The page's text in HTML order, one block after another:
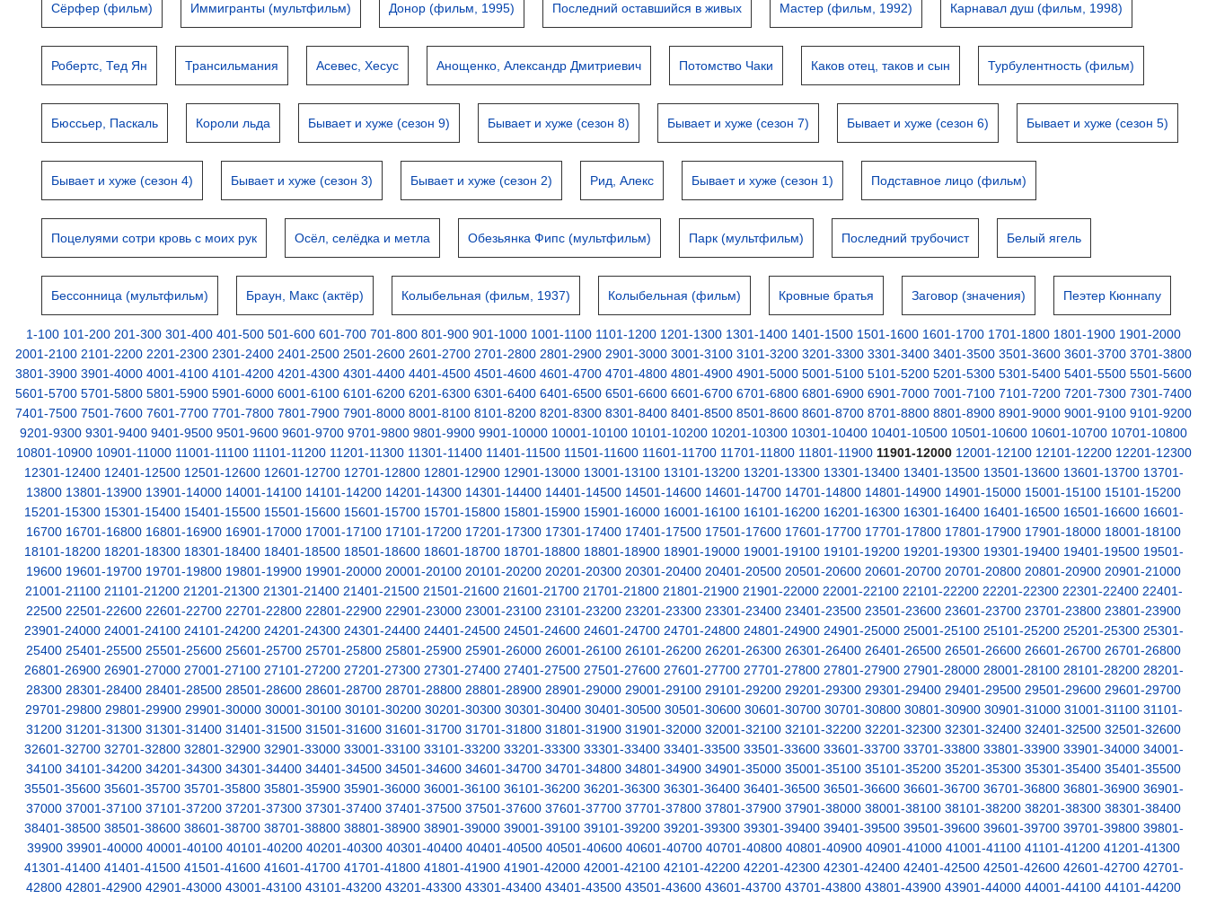
Сёрфер (фильм) Иммигранты (мультфильм) Донор (фильм, 1995) Последний оставшийся в живых Мастер (фильм, 1992) Карнавал душ (фильм, 1998)
Робертс, Тед Ян Трансильмания Асевес, Хесус Анощенко, Александр Дмитриевич Потомство Чаки Каков отец, таков и сын Турбулентность (фильм)
Бюссьер, Паскаль Короли льда Бывает и хуже (сезон 9) Бывает и хуже (сезон 8) Бывает и хуже (сезон 7) Бывает и хуже (сезон 6) Бывает и хуже (сезон 5)
Бывает и хуже (сезон 4) Бывает и хуже (сезон 3) Бывает и хуже (сезон 2) Рид, Алекс Бывает и хуже (сезон 1) Подставное лицо (фильм)
Поцелуями сотри кровь с моих рук Осёл, селёдка и метла Обезьянка Фипс (мультфильм) Парк (мультфильм) Последний трубочист Белый ягель
Бессонница (мультфильм) Браун, Макс (актёр) Колыбельная (фильм, 1937) Колыбельная (фильм) Кровные братья Заговор (значения) Пеэтер Кюннапу
1-100 101-200 201-300 301-400 401-500 501-600 601-700 701-800 801-900 901-1000 1001-1100 1101-1200 1201-1300 1301-1400 1401-1500 1501-1600 1601-1700 1701-1800 1801-1900 1901-2000
2001-2100 2101-2200 2201-2300 2301-2400 2401-2500 2501-2600 2601-2700 2701-2800 2801-2900 2901-3000 3001-3100 3101-3200 3201-3300 3301-3400 3401-3500 3501-3600 3601-3700 3701-3800
3801-3900 3901-4000 4001-4100 4101-4200 4201-4300 4301-4400 4401-4500 4501-4600 4601-4700 4701-4800 4801-4900 4901-5000 5001-5100 5101-5200 5201-5300 5301-5400 5401-5500 5501-5600
5601-5700 5701-5800 5801-5900 5901-6000 6001-6100 6101-6200 6201-6300 6301-6400 6401-6500 6501-6600 6601-6700 6701-6800 6801-6900 6901-7000 7001-7100 7101-7200 7201-7300 7301-7400
7401-7500 7501-7600 7601-7700 7701-7800 7801-7900 7901-8000 8001-8100 8101-8200 8201-8300 8301-8400 8401-8500 8501-8600 8601-8700 8701-8800 8801-8900 8901-9000 9001-9100 9101-9200
9201-9300 9301-9400 9401-9500 9501-9600 9601-9700 9701-9800 9801-9900 9901-10000 10001-10100 10101-10200 10201-10300 10301-10400 10401-10500 10501-10600 10601-10700 10701-10800
10801-10900 10901-11000 11001-11100 11101-11200 11201-11300 11301-11400 11401-11500 11501-11600 11601-11700 11701-11800 11801-11900 11901-12000 12001-12100 12101-12200 12201-12300
12301-12400 12401-12500 12501-12600 12601-12700 12701-12800 12801-12900 12901-13000 13001-13100 13101-13200 13201-13300 13301-13400 13401-13500 13501-13600 13601-13700 13701-
13800 13801-13900 13901-14000 14001-14100 14101-14200 14201-14300 14301-14400 14401-14500 14501-14600 14601-14700 14701-14800 14801-14900 14901-15000 15001-15100 15101-15200
15201-15300 15301-15400 15401-15500 15501-15600 15601-15700 15701-15800 15801-15900 15901-16000 16001-16100 16101-16200 16201-16300 16301-16400 16401-16500 16501-16600 16601-
16700 16701-16800 16801-16900 16901-17000 17001-17100 17101-17200 17201-17300 17301-17400 17401-17500 17501-17600 17601-17700 17701-17800 17801-17900 17901-18000 18001-18100
18101-18200 18201-18300 18301-18400 18401-18500 18501-18600 18601-18700 18701-18800 18801-18900 18901-19000 19001-19100 19101-19200 19201-19300 19301-19400 19401-19500 19501-
19600 19601-19700 19701-19800 19801-19900 19901-20000 20001-20100 20101-20200 20201-20300 20301-20400 20401-20500 20501-20600 20601-20700 20701-20800 20801-20900 20901-21000
21001-21100 21101-21200 21201-21300 21301-21400 21401-21500 21501-21600 21601-21700 21701-21800 21801-21900 21901-22000 22001-22100 22101-22200 22201-22300 22301-22400 22401-
22500 22501-22600 22601-22700 22701-22800 22801-22900 22901-23000 23001-23100 23101-23200 23201-23300 23301-23400 23401-23500 23501-23600 23601-23700 23701-23800 23801-23900
23901-24000 24001-24100 24101-24200 24201-24300 24301-24400 24401-24500 24501-24600 24601-24700 24701-24800 24801-24900 24901-25000 25001-25100 25101-25200 25201-25300 25301-
25400 25401-25500 25501-25600 25601-25700 25701-25800 25801-25900 25901-26000 26001-26100 26101-26200 26201-26300 26301-26400 26401-26500 26501-26600 26601-26700 26701-26800
26801-26900 26901-27000 27001-27100 27101-27200 27201-27300 27301-27400 27401-27500 27501-27600 27601-27700 27701-27800 27801-27900 27901-28000 28001-28100 28101-28200 28201-
28300 28301-28400 28401-28500 28501-28600 28601-28700 28701-28800 28801-28900 28901-29000 29001-29100 29101-29200 29201-29300 29301-29400 29401-29500 29501-29600 29601-29700
29701-29800 29801-29900 29901-30000 30001-30100 30101-30200 30201-30300 30301-30400 30401-30500 30501-30600 30601-30700 30701-30800 30801-30900 30901-31000 31001-31100 31101-
31200 31201-31300 31301-31400 31401-31500 31501-31600 31601-31700 31701-31800 31801-31900 31901-32000 32001-32100 32101-32200 32201-32300 32301-32400 32401-32500 32501-32600
32601-32700 32701-32800 32801-32900 32901-33000 33001-33100 33101-33200 33201-33300 33301-33400 33401-33500 33501-33600 33601-33700 33701-33800 33801-33900 33901-34000 34001-
34100 34101-34200 34201-34300 34301-34400 34401-34500 34501-34600 34601-34700 34701-34800 34801-34900 34901-35000 35001-35100 35101-35200 35201-35300 35301-35400 35401-35500
35501-35600 35601-35700 35701-35800 35801-35900 35901-36000 36001-36100 36101-36200 36201-36300 36301-36400 36401-36500 36501-36600 36601-36700 36701-36800 36801-36900 36901-
37000 37001-37100 37101-37200 37201-37300 37301-37400 37401-37500 37501-37600 37601-37700 37701-37800 37801-37900 37901-38000 38001-38100 38101-38200 38201-38300 38301-38400
38401-38500 38501-38600 38601-38700 38701-38800 38801-38900 38901-39000 39001-39100 39101-39200 39201-39300 39301-39400 39401-39500 39501-39600 39601-39700 39701-39800 39801-
39900 39901-40000 40001-40100 40101-40200 40201-40300 40301-40400 40401-40500 40501-40600 40601-40700 40701-40800 40801-40900 40901-41000 41001-41100 41101-41200 41201-41300
41301-41400 41401-41500 41501-41600 41601-41700 41701-41800 41801-41900 41901-42000 42001-42100 42101-42200 42201-42300 42301-42400 42401-42500 42501-42600 42601-42700 42701-
42800 42801-42900 42901-43000 43001-43100 43101-43200 43201-43300 43301-43400 43401-43500 43501-43600 43601-43700 43701-43800 43801-43900 43901-44000 44001-44100 44101-44200